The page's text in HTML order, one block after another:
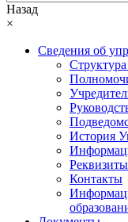
Назад
×
Сведения об
История
Реквизиты
Контакты